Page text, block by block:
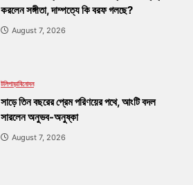
করলেন সঙ্গীতা, দাম্পত্যে কি বরফ গলছে?
August 7, 2026
টলিপাড়াবিনোদন
সাড়ে তিন বছরের প্রেম পরিণয়ের পথে, আংটি বদল
সারলেন অনুভব-অনুষ্কা
August 7, 2026